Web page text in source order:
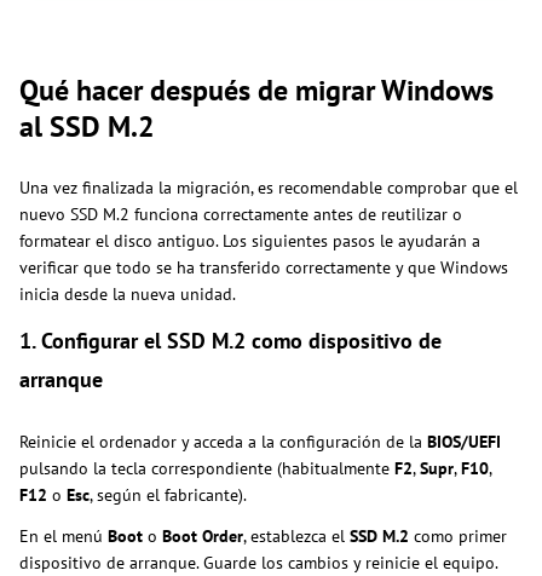
Qué hacer después de migrar Windows
al SSD M.2
Una vez finalizada la migración, es recomendable comprobar que el
nuevo SSD M.2 funciona correctamente antes de reutilizar o
formatear el disco antiguo. Los siguientes pasos le ayudarán a
verificar que todo se ha transferido correctamente y que Windows
inicia desde la nueva unidad.
1. Configurar el SSD M.2 como dispositivo de
arranque
Reinicie el ordenador y acceda a la configuración de la BIOS/UEFI
pulsando la tecla correspondiente (habitualmente F2,Supr,F10,
F12 o Esc, según el fabricante).
En el menú Boot o Boot Order, establezca el SSD M.2 como primer
dispositivo de arranque. Guarde los cambios y reinicie el equipo.